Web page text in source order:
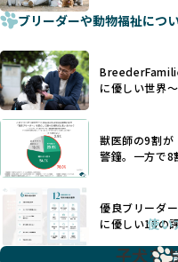
一部の営利優先のブリー
えずに大量繁殖が行われ、
が見られます。さらに、
たり、栄養のない食事を与
いなど、ワンちゃんの健康
くありません。
また、健康リスクが予測
が行き届かない多頭飼育
ング手法は、ワンちゃんの
るブリーダーによるもの
題となっています。
BreederFamiliesでは、こ
リーディングをなくすた
適切に対応するためには、
せん。現在、犬種は200種
たとえば、パグは呼吸器系
ドール・レトリバーには
す。このような犬種ごとの
できるかどうかは、ブリー
す。
優良ブリーダーは、少数
繁殖を行い、各犬種の特徴
犬種ごとの健康管理や繁
ことが可能です。
一方、営利優先ブリーダー
増やす傾向があり、犬種
ブリーダーや動物福祉につ
に優しい世界〜
獣医師の9割が
警鐘。一方で
優良ブリーダ
に優しい18の
使い
子犬を